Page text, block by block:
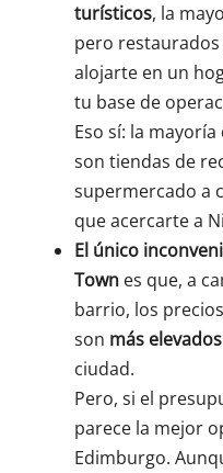
turísticos, la
pero
alojarte en un
tu base de
Eso sí: la
son tiendas de
supermercado a
que acercarte a
El único
Town es que, a
barrio, los
son más elevados
ciudad.
Pero, si el
parece la mejor
Edimburgo.